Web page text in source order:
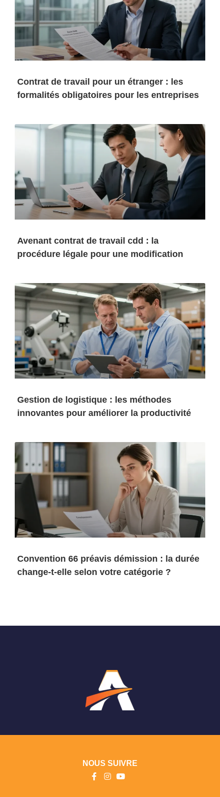
Contrat de travail pour un étranger : les
formalités obligatoires pour les entreprises
Avenant contrat de travail cdd : la
procédure légale pour une modification
Gestion de logistique : les méthodes
innovantes pour améliorer la productivité
Convention 66 préavis démission : la durée
change-t-elle selon votre catégorie ?
NOUS SUIVRE